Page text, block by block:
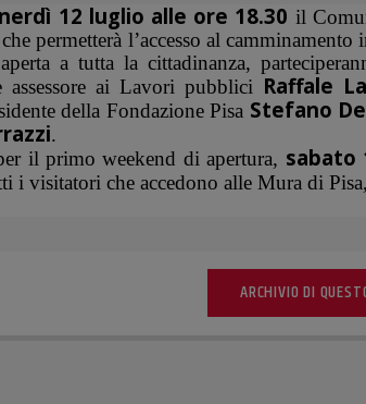
12 luglio alle ore 18.30 il
permetterà l’accesso al
a tutta la cittadinanza,
ai Lavori pubblici Raffale
della Fondazione Pisa Stefano
.
il primo weekend di apertura, sabato
i visitatori che accedono alle Mura di
ARCHIVIO DI